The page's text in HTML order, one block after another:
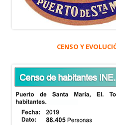
CENSO Y